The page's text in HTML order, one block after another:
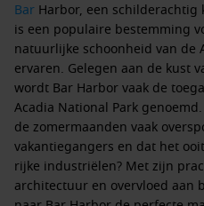
Bar Harbor, een
is een populaire bestemming
natuurlijke schoonheid van de
ervaren. Gelegen aan de kust
wordt Bar Harbor vaak de
Acadia National Park
de zomermaanden vaak
vakantiegangers en dat het
rijke industriëlen? Met zijn
architectuur en overvloed aan